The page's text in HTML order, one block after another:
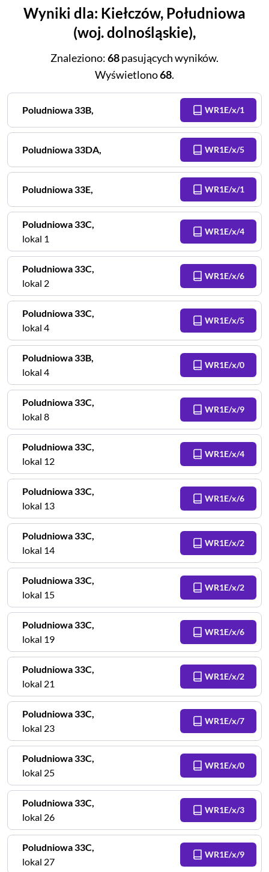
Wyniki dla: Kiełczów, Południowa
(woj.dolnośląskie),
Znaleziono:68pasujących wyników.
Wyświetlono68.
Poludniowa33B, WR1E/x/1
Poludniowa33DA, WR1E/x/5
Poludniowa33E, WR1E/x/1
Poludniowa33C,
lokal 1
WR1E/x/4
Poludniowa33C,
lokal 2
WR1E/x/6
Poludniowa33C,
lokal 4
WR1E/x/5
Poludniowa33B,
lokal 4
WR1E/x/0
Poludniowa33C,
lokal 8
WR1E/x/9
Poludniowa33C,
lokal 12
WR1E/x/4
Poludniowa33C,
lokal 13
WR1E/x/6
Poludniowa33C,
lokal 14
WR1E/x/2
Poludniowa33C,
lokal 15
WR1E/x/2
Poludniowa33C,
lokal 19
WR1E/x/6
Poludniowa33C,
lokal 21
WR1E/x/2
Poludniowa33C,
lokal 23
WR1E/x/7
Poludniowa33C,
lokal 25
WR1E/x/0
Poludniowa33C,
lokal 26
WR1E/x/3
Poludniowa33C,
lokal 27
WR1E/x/9